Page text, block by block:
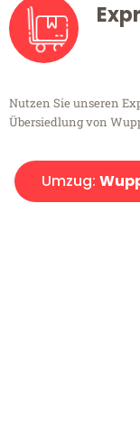
Nutzen Sie unseren
Übersiedlung von
Umzug: